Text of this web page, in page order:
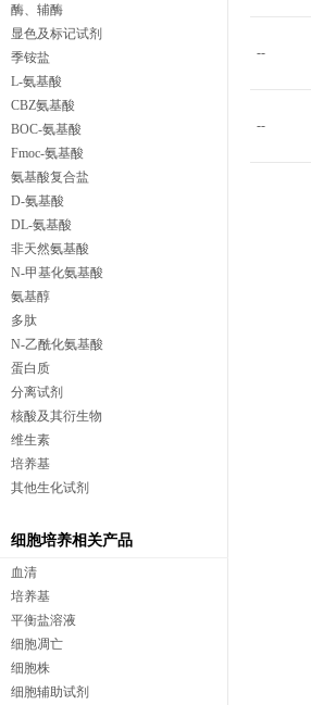
酶、辅酶
显色及标记试剂
季铵盐
L-氨基酸
CBZ氨基酸
BOC-氨基酸
Fmoc-氨基酸
氨基酸复合盐
D-氨基酸
DL-氨基酸
非天然氨基酸
N-甲基化氨基酸
氨基醇
多肽
N-乙酰化氨基酸
蛋白质
分离试剂
核酸及其衍生物
维生素
培养基
其他生化试剂
细胞培养相关产品
血清
培养基
平衡盐溶液
细胞凋亡
细胞株
细胞辅助试剂
--
--